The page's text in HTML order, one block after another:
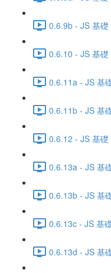
0.6.9b - JS 基
0.6.10 - JS 基
0.6.11a - JS 基
0.6.11b - JS 基
0.6.12 - JS 基
0.6.13a - JS 基
0.6.13b - JS 基
0.6.13c - JS 基
0.6.13d - JS 基